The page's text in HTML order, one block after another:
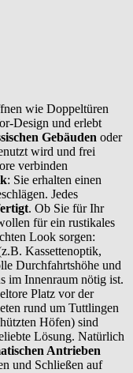
wie Doppeltüren
Design und erlebt
Gebäuden oder
wird und frei
verbinden
: Sie erhalten einen
Jedes
. Ob Sie für Ihr
für ein rustikales
Look sorgen:
Kassettenoptik,
Durchfahrtshöhe und
im Innenraum nötig ist.
Platz vor der
rund um Tuttlingen
Höfen) sind
Lösung. Natürlich
Antrieben
und Schließen auf